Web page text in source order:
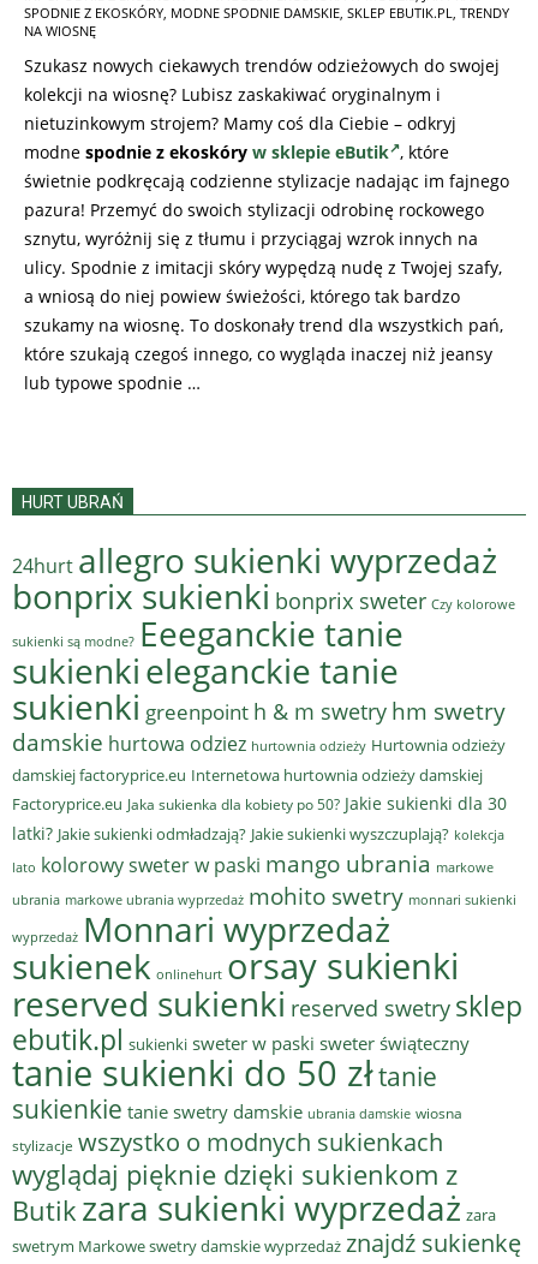
08-
SPODNIE Z EKOSKÓRY, MODNE SPODNIE DAMSKIE, SKLEP EBUTIK.PL, TRENDY
NA WIOSNĘ
Szukasz nowych ciekawych trendów odzieżowych do swojej
kolekcji na wiosnę? Lubisz zaskakiwać oryginalnym i
nietuzinkowym strojem? Mamy coś dla Ciebie – odkryj
modne spodnie z ekoskóry w sklepie eButik , które
świetnie podkręcają codzienne stylizacje nadając im fajnego
pazura! Przemyć do swoich stylizacji odrobinę rockowego
sznytu, wyróżnij się z tłumu i przyciągaj wzrok innych na
ulicy. Spodnie z imitacji skóry wypędzą nudę z Twojej szafy,
a wniosą do niej powiew świeżości, którego tak bardzo
szukamy na wiosnę. To doskonały trend dla wszystkich pań,
które szukają czegoś innego, co wygląda inaczej niż jeansy
lub typowe spodnie …
HURT UBRAŃ
24hurt allegro sukienki wyprzedaż
bonprix sukienki bonprix sweter Czy kolorowe
sukienki są modne? Eeeganckie tanie
sukienkieleganckie tanie
sukienki greenpoint h & m swetry hm swetry
damskie hurtowa odziez hurtownia odzieży Hurtownia odzieży
damskiej factoryprice.eu Internetowa hurtownia odzieży damskiej
Factoryprice.eu Jaka sukienka dla kobiety po 50? Jakie sukienki dla 30
latki? Jakie sukienki odmładzają? Jakie sukienki wyszczuplają? kolekcja
lato kolorowy sweter w paski mango ubrania markowe
ubrania markowe ubrania wyprzedaż mohito swetry monnari sukienki
wyprzedaż Monnari wyprzedaż
sukienek onlinehurt orsay sukienki
reserved sukienki reserved swetry sklep
ebutik.pl sukienki sweter w paski sweter świąteczny
tanie sukienki do 50 złtanie
sukienkie tanie swetry damskie ubrania damskie wiosna
stylizacje wszystko o modnych sukienkach
wyglądaj pięknie dzięki sukienkom z
Butik zara sukienki wyprzedaż zara
swetrym Markowe swetry damskie wyprzedaż znajdź sukienkę